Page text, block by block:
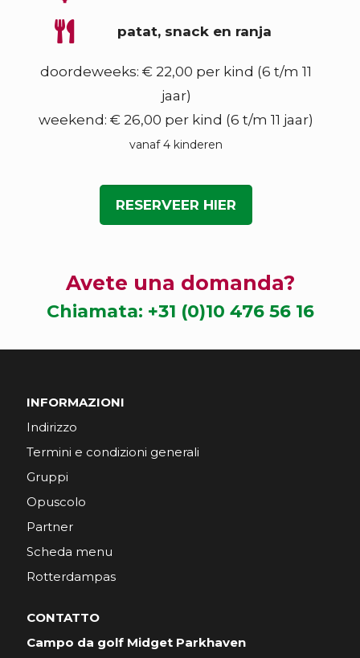
patat, snack en ranja
doordeweeks: € 22,00 per kind (6 t/m 11
jaar)
weekend: € 26,00 per kind (6 t/m 11 jaar)
vanaf 4 kinderen
RESERVEER HIER
Avete una domanda?
Chiamata: +31 (0)10 476 56 16
INFORMAZIONI
Indirizzo
Termini e condizioni generali
Gruppi
Opuscolo
Partner
Scheda menu
Rotterdampas
CONTATTO
Campo da golf Midget Parkhaven